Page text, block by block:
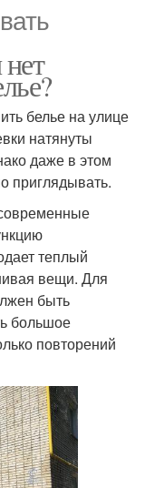
белье на улице
натянуты
даже в этом
приглядывать.
теплый
вещи. Для
быть
большое
повторений